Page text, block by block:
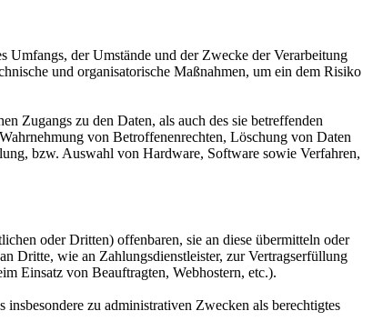
Umfangs, der Umstände und der Zwecke der Verarbeitung
und organisatorische Maßnahmen, um ein dem Risiko
Zugangs zu den Daten, als auch des sie betreffenden
von Betroffenenrechten, Löschung von Daten
bzw. Auswahl von Hardware, Software sowie Verfahren,
oder Dritten) offenbaren, sie an diese übermitteln oder
Dritte, wie an Zahlungsdienstleister, zur Vertragserfüllung
Einsatz von Beauftragten, Webhostern, etc.).
zu administrativen Zwecken als berechtigtes